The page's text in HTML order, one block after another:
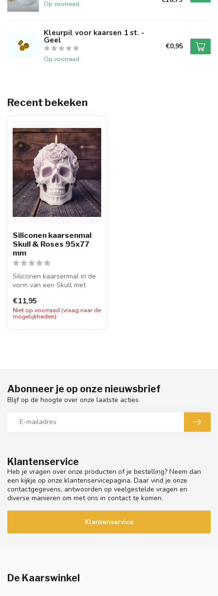
Op voorraad
Kleurpil voor kaarsen 1 st. -
Geel
Op voorraad
€0,95
Recent bekeken
Siliconen kaarsenmal
Skull & Roses 95x77
mm
Siliconen kaarsenmal in de
vorm van een Skull met
af...
€11,95
Niet op voorraad (vraag naar de
mogelijkheden)
Klantenservice
Heb je vragen over onze producten of je bestelling? Neem dan
een kijkje op onze klantenservicepagina. Daar vind je onze
contactgegevens, antwoorden op veelgestelde vragen en
diverse manieren om met ons in contact te komen.
Klantenservice
Abonneer je op onze nieuwsbrief
Blijf op de hoogte over onze laatste acties
De Kaarswinkel